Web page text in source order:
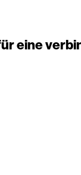
eine